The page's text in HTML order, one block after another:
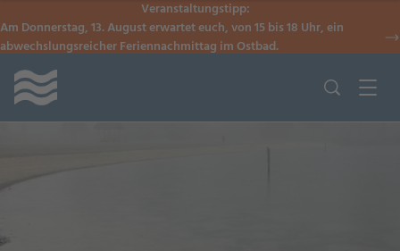
Veranstaltungstipp:
Am Donnerstag, 13. August erwartet euch, von 15 bis 18 Uhr, ein
abwechslungsreicher Feriennachmittag im Ostbad.